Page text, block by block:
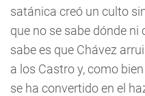
satánica creó un culto
que no se sabe dónde
sabe es que Chávez
a los Castro y, como
se ha convertido en el